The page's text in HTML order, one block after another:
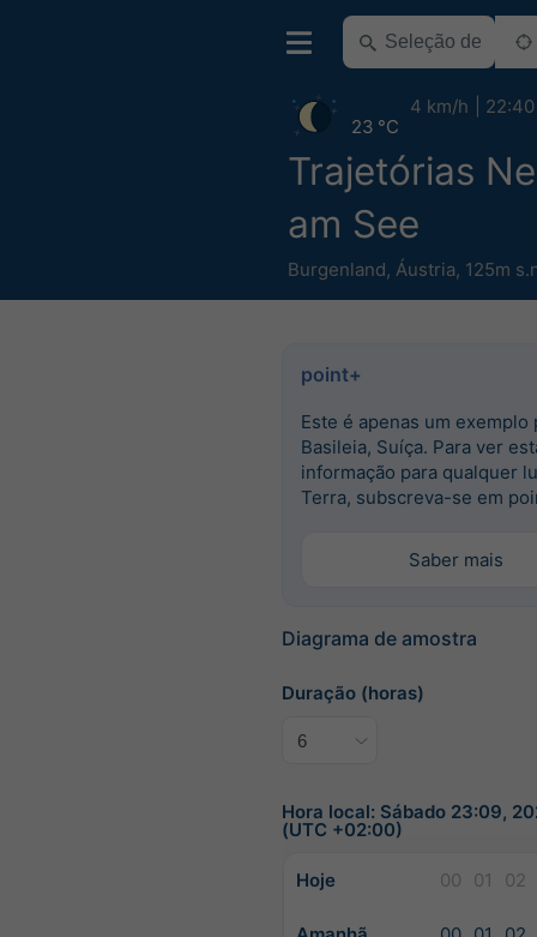
Trajetórias
am See
Burgenland, Áustria, 125m
23 °C
4 km/h 22:40
point+
Este é apenas um exemplo
Basileia, Suíça. Para ver
informação para qualquer
Terra, subscreva-se em
Saber mais
Diagrama de amostra
Duração (horas)
Hora local: Sábado 23:09,
(UTC +02:00)
Hoje 00 01 02